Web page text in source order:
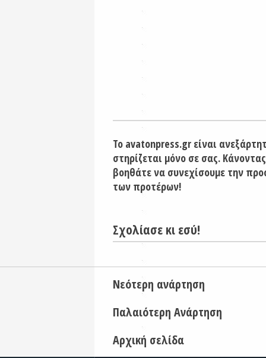
Το avatonpress.gr είναι
στηρίζεται μόνο σε σας.
βοηθάτε να συνεχίσουμε την
των προτέρων!
Σχολίασε κι εσύ!
Νεότερη ανάρτηση
Παλαιότερη Ανάρτηση
Αρχική σελίδα